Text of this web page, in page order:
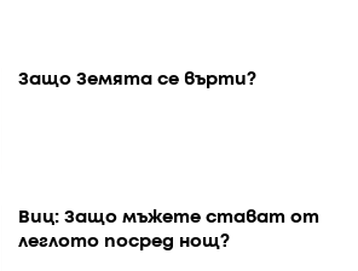
Защо Земята се върти?
Виц: Защо мъжете стават от
леглото посред нощ?